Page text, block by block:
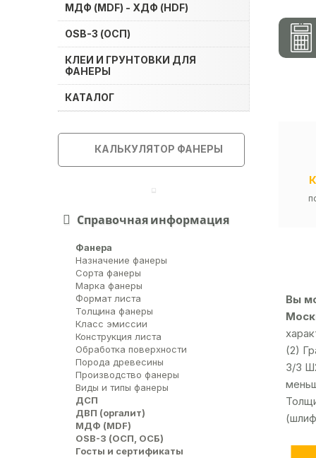
МДФ (MDF) - ХДФ (HDF)
OSB-3 (ОСП)
КЛЕИ И ГРУНТОВКИ ДЛЯ
ФАНЕРЫ
КАТАЛОГ
КАЛЬКУЛЯТОР ФАНЕРЫ
Справочная информация
Фанера
Назначение фанеры
Сорта фанеры
Марка фанеры
Формат листа
Толщина фанеры
Класс эмиссии
Конструкция листа
Обработка поверхности
Порода древесины
Производство фанеры
Виды и типы фанеры
ДСП
ДВП (оргалит)
МДФ (MDF)
OSB-3 (ОСП, ОСБ)
Госты и сертификаты
Вы
(2)
3/3